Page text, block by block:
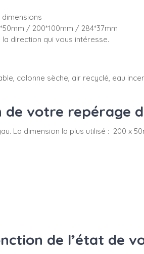
/ 200*100mm / 284*37mm
direction qui vous intéresse.
colonne sèche, air recyclé, eau
de votre repérage
La dimension la plus utilisé : 200 x
de l’état de